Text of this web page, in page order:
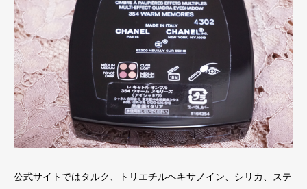
公式サイトではタルク、トリエチルヘキサノイン、シリカ、ステ